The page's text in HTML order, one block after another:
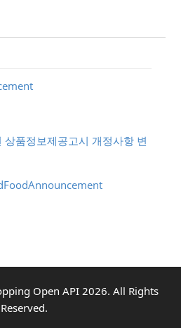
품정보제공고시 개정사항 변
Open API 2026. All Rights
Reserved.